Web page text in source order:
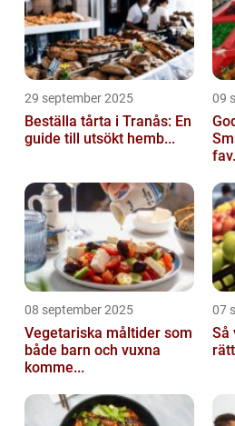
29 september 2025
Beställa tårta i Tranås: En
guide till utsökt hemb...
09
08 september 2025
Vegetariska måltider som
både barn och vuxna
komme...
07
Så